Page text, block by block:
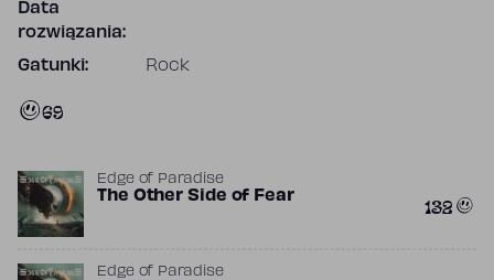
Data
rozwiązania:
Gatunki: Rock
69
Edge of Paradise
The Other Side of Fear 132
Edge of Paradise